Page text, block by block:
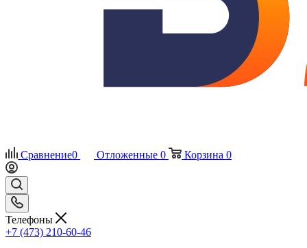
Сравнение0 Отложенные 0 Корзина 0
Телефоны
+7 (473) 210-60-46